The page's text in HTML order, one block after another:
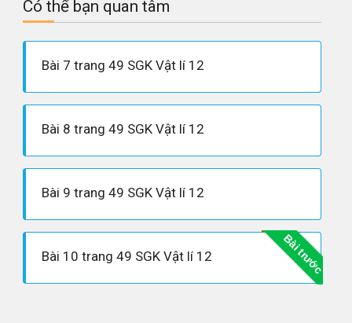
Có thể bạn quan tâm
Bài 7 trang 49 SGK Vật lí 12
Bài 8 trang 49 SGK Vật lí 12
Bài 9 trang 49 SGK Vật lí 12
Bài trước
Bài 10 trang 49 SGK Vật lí 12